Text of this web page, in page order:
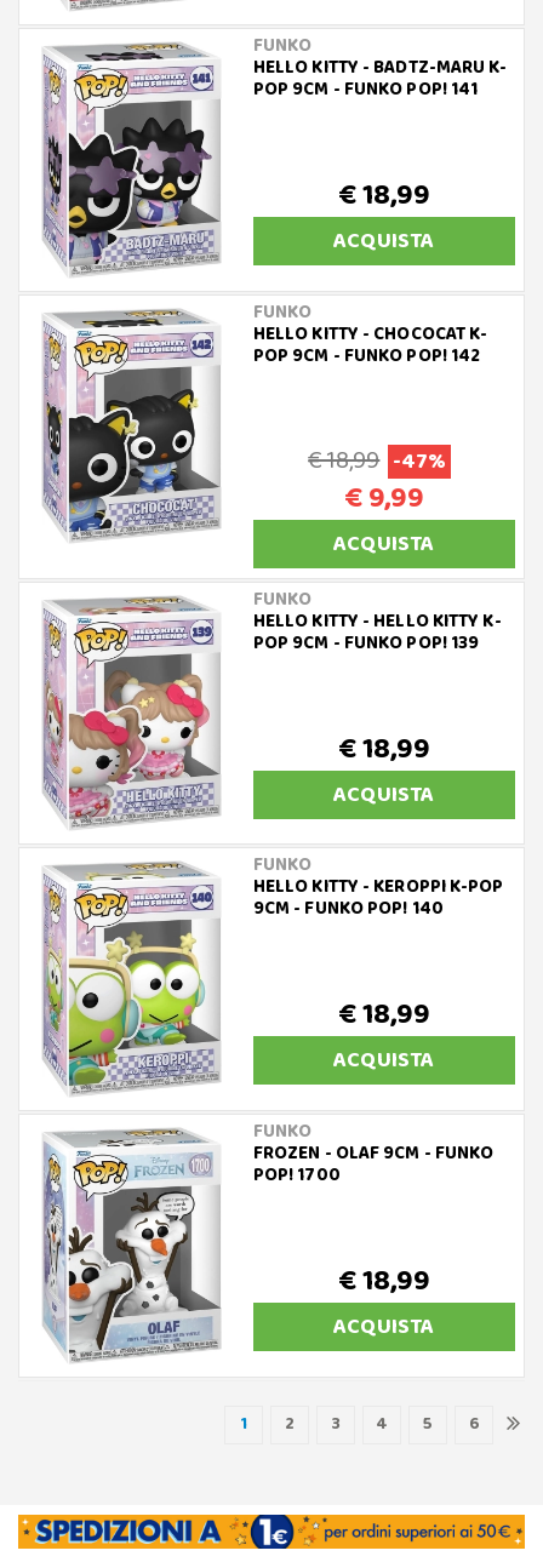
FUNKO
HELLO KITTY - BADTZ-MARU K-
POP 9CM - FUNKO POP! 141
€ 18,99
ACQUISTA
FUNKO
HELLO KITTY - CHOCOCAT K-
POP 9CM - FUNKO POP! 142
€ 18,99 -47%
€ 9,99
ACQUISTA
FUNKO
HELLO KITTY - HELLO KITTY K-
POP 9CM - FUNKO POP! 139
€ 18,99
ACQUISTA
FUNKO
HELLO KITTY - KEROPPI K-POP
9CM - FUNKO POP! 140
€ 18,99
ACQUISTA
FUNKO
FROZEN - OLAF 9CM - FUNKO
POP! 1700
€ 18,99
ACQUISTA
1 2 3 4 5 6